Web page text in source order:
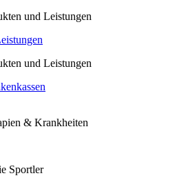
und Leistungen
und Leistungen
& Krankheiten
Sportler